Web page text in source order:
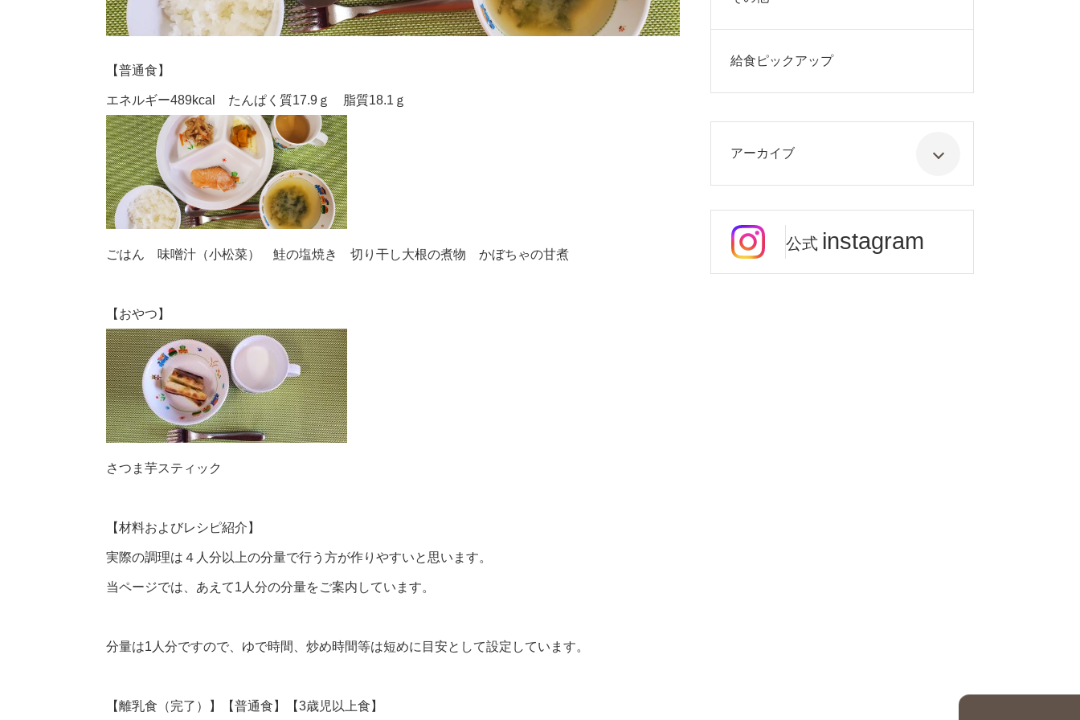
【普通食】
エネルギー489kcal たんぱく質17.9ｇ 脂質18.1ｇ
ごはん 味噌汁（小松菜） 鮭の塩焼き 切り干し大根の煮物 かぼちゃの甘煮
【おやつ】
さつま芋スティック
【材料およびレシピ紹介】
実際の調理は４人分以上の分量で行う方が作りやすいと思います。
当ページでは、あえて1人分の分量をご案内しています。
分量は1人分ですので、ゆで時間、炒め時間等は短めに目安として設定しています。
【離乳食（完了）】【普通食】【3歳児以上食】
給食ピックアップ
アーカイブ
公式 instagram